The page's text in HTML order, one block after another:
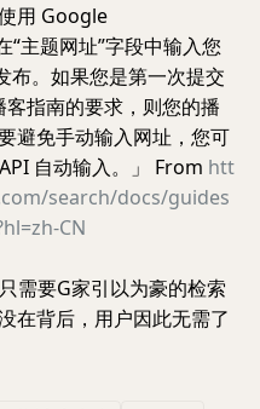
用 Google
主题网址”字段中输入您
布。如果您是第一次提交
指南的要求，则您的播
避免手动输入网址，您可
自动输入。」 From htt
search/docs/guides
CN
需要G家引以为豪的检索
在背后，用户因此无需了